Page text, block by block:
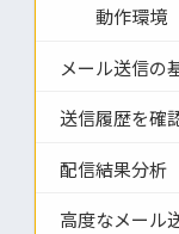
動作環境
メール送信の
送信履歴を確
配信結果分析
高度なメール